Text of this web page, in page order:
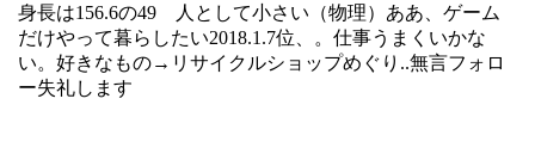
身長は156.6の49 人として小さい（物理）ああ、ゲーム
だけやって暮らしたい2018.1.7位、。仕事うまくいかな
い。好きなもの→リサイクルショップめぐり..無言フォロ
ー失礼します